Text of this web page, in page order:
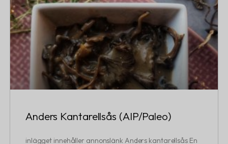
Anders Kantarellsås (AIP/Paleo)
inlägget innehåller annonslänk Anders kantarellsås En